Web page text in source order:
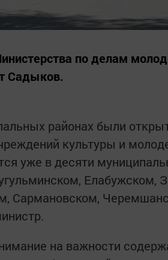
по делам
Садыков.
районах были
культуры и
уже в десяти
Елабужском,
Сармановском,
на важности